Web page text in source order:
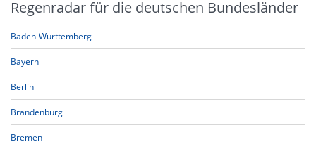
Regenradar für die deutschen Bundesländer
Baden-Württemberg
Bayern
Berlin
Brandenburg
Bremen